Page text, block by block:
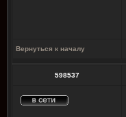
Вернуться к началу
598537